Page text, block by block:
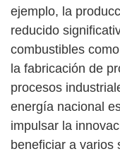
ejemplo, la
reducido
combustibles
la fabricación de
procesos
energía nacional
impulsar la
beneficiar a varios